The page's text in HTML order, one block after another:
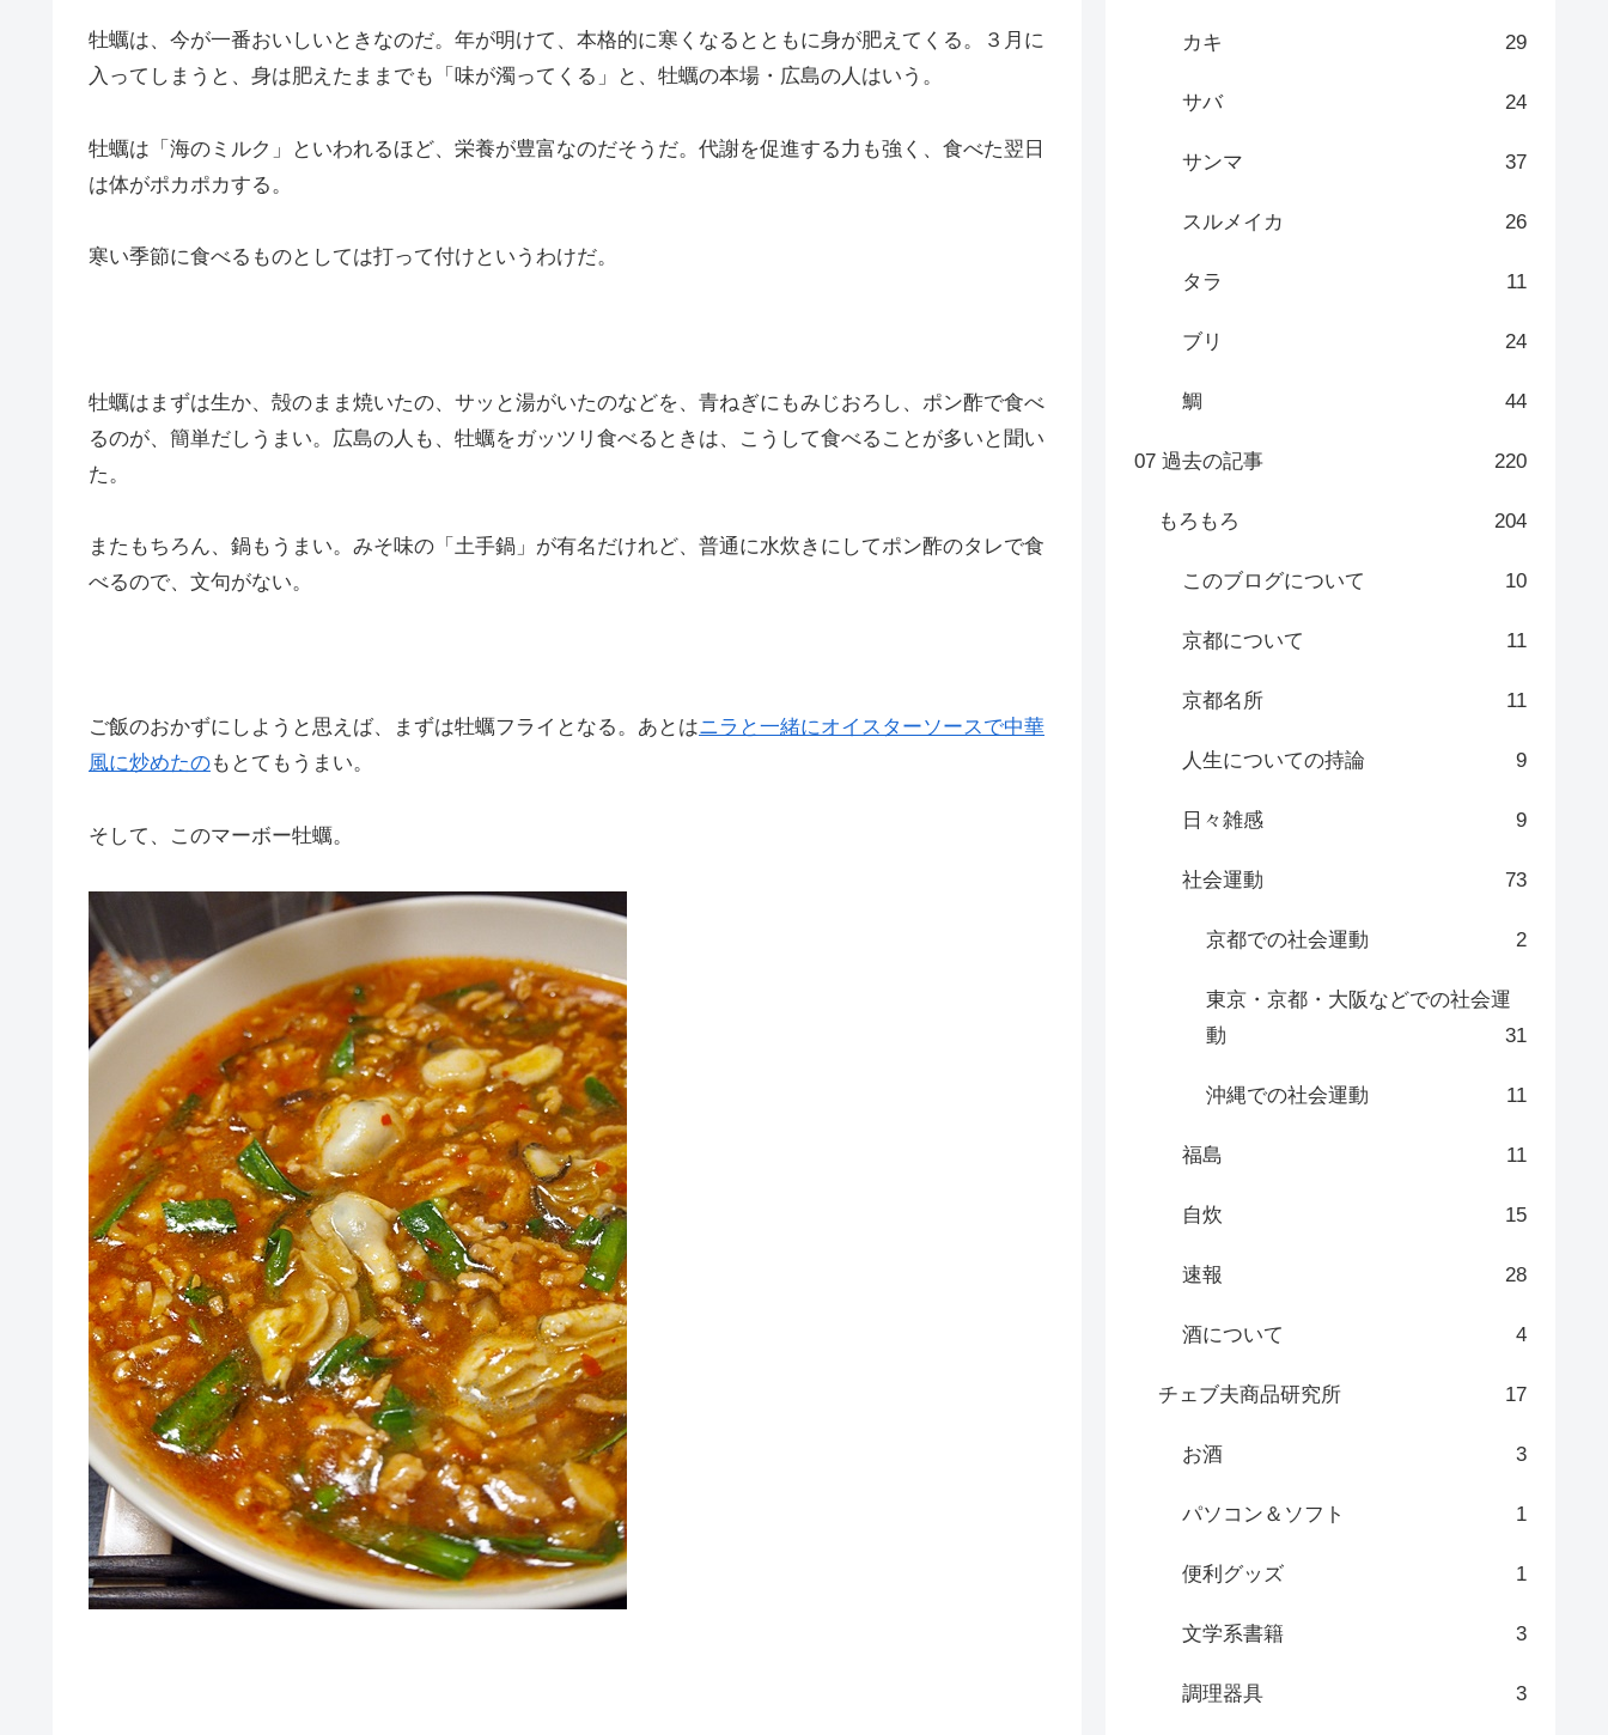
牡蠣は、今が一番おいしいときなのだ。年が明けて、本格的に寒くなるとともに身が肥えてくる。３月に
入ってしまうと、身は肥えたままでも「味が濁ってくる」と、牡蠣の本場・広島の人はいう。
牡蠣は「海のミルク」といわれるほど、栄養が豊富なのだそうだ。代謝を促進する力も強く、食べた翌日
は体がポカポカする。
寒い季節に食べるものとしては打って付けというわけだ。
牡蠣はまずは生か、殻のまま焼いたの、サッと湯がいたのなどを、青ねぎにもみじおろし、ポン酢で食べ
るのが、簡単だしうまい。広島の人も、牡蠣をガッツリ食べるときは、こうして食べることが多いと聞い
た。
またもちろん、鍋もうまい。みそ味の「土手鍋」が有名だけれど、普通に水炊きにしてポン酢のタレで食
べるので、文句がない。
ご飯のおかずにしようと思えば、まずは牡蠣フライとなる。あとはニラと一緒にオイスターソースで中華
風に炒めたのもとてもうまい。
そして、このマーボー牡蠣。
カキ 29
サバ 24
サンマ 37
スルメイカ 26
タラ 11
ブリ 24
鯛 44
07 過去の記事 220
もろもろ 204
このブログについて 10
京都について 11
京都名所 11
人生についての持論 9
日々雑感 9
社会運動 73
京都での社会運動 2
東京・京都・大阪などでの社会運
動
31
沖縄での社会運動 11
福島 11
自炊 15
速報 28
酒について 4
チェブ夫商品研究所 17
お酒 3
パソコン＆ソフト 1
便利グッズ 1
文学系書籍 3
調理器具 3